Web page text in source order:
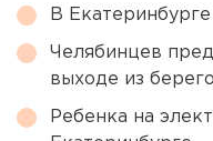
В
Челябинцев
выходе из
Ребенка на